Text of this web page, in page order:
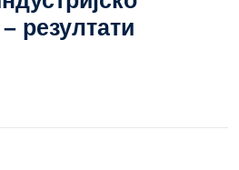
резултати